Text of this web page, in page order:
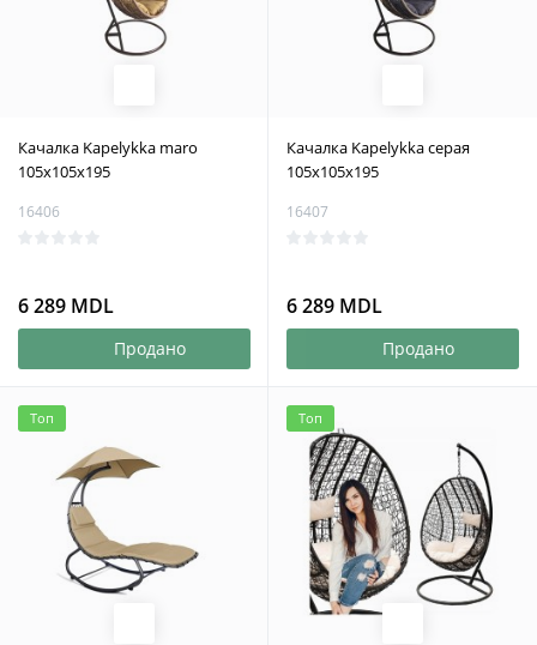
Качалка Kapelykka maro
105x105x195
16406
6 289 MDL
Продано
Качалка Kapelykka серая
105x105x195
16407
6 289 MDL
Продано
Топ Топ